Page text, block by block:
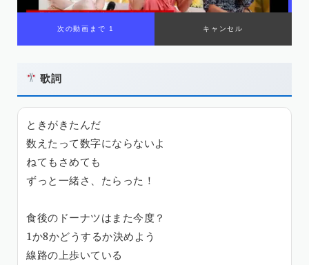
次の動画まで 1 キャンセル
歌詞
ときがきたんだ
数えたって数字にならないよ
ねてもさめても
ずっと一緒さ、たらった！
食後のドーナツはまた今度？
1か8かどうするか決めよう
線路の上歩いている